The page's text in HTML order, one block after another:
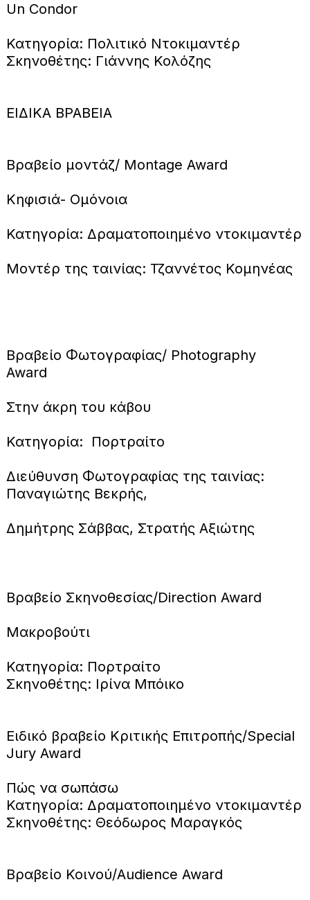
Un Condor
Κατηγορία: Πολιτικό Ντοκιμαντέρ
Σκηνοθέτης: Γιάννης Κολόζης
ΕΙΔΙΚΑ ΒΡΑΒΕΙΑ
Βραβείο μοντάζ/ Montage Award
Κηφισιά- Ομόνοια
Κατηγορία: Δραματοποιημένο ντοκιμαντέρ
Μοντέρ της ταινίας: Τζαννέτος Κομηνέας
Βραβείο Φωτογραφίας/ Photography
Award
Στην άκρη του κάβου
Κατηγορία: Πορτραίτο
Διεύθυνση Φωτογραφίας της ταινίας:
Παναγιώτης Βεκρής,
Δημήτρης Σάββας, Στρατής Αξιώτης
Βραβείο Σκηνοθεσίας/Direction Award
Μακροβούτι
Κατηγορία: Πορτραίτο
Σκηνοθέτης: Ιρίνα Μπόικο
Ειδικό βραβείο Κριτικής Επιτροπής/Special
Jury Award
Πώς να σωπάσω
Κατηγορία: Δραματοποιημένο ντοκιμαντέρ
Σκηνοθέτης: Θεόδωρος Μαραγκός
Βραβείο Κοινού/Audience Award